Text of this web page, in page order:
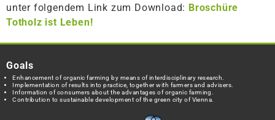
unter folgendem Link zum Download: Broschüre
Totholz ist Leben!
Goals
Enhancement of organic farming by means of interdisciplinary research.
Implementation of results into practice, together with farmers and advisers.
Information of consumers about the advantages of organic farming.
Contribution to sustainable development of the green city of Vienna.